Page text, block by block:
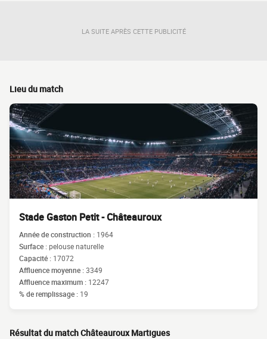
LA SUITE APRÈS CETTE PUBLICITÉ
Lieu du match
Stade Gaston Petit - Châteauroux
Année de construction : 1964
Surface :pelouse naturelle
Capacité : 17072
Affluence moyenne :3349
Affluence maximum : 12247
% de remplissage : 19
Résultat du match Châteauroux Martigues